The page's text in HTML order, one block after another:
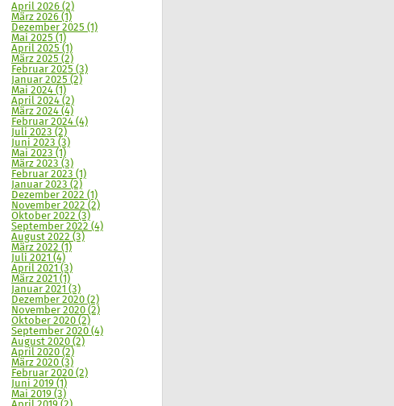
April 2026 (2)
März 2026 (1)
Dezember 2025 (1)
Mai 2025 (1)
April 2025 (1)
März 2025 (2)
Februar 2025 (3)
Januar 2025 (2)
Mai 2024 (1)
April 2024 (2)
März 2024 (4)
Februar 2024 (4)
Juli 2023 (2)
Juni 2023 (3)
Mai 2023 (1)
März 2023 (3)
Februar 2023 (1)
Januar 2023 (2)
Dezember 2022 (1)
November 2022 (2)
Oktober 2022 (3)
September 2022 (4)
August 2022 (3)
März 2022 (1)
Juli 2021 (4)
April 2021 (3)
März 2021 (1)
Januar 2021 (3)
Dezember 2020 (2)
November 2020 (2)
Oktober 2020 (2)
September 2020 (4)
August 2020 (2)
April 2020 (2)
März 2020 (3)
Februar 2020 (2)
Juni 2019 (1)
Mai 2019 (3)